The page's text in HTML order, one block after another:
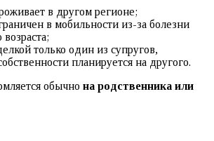
в другом регионе;
в мобильности из-за болезни
только один из супругов,
планируется на другого.
обычно на родственника или